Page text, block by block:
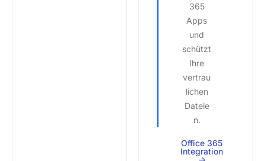
365
Apps
und
schützt
Ihre
vertrau
lichen
Dateie
n.
Office 365
Integration